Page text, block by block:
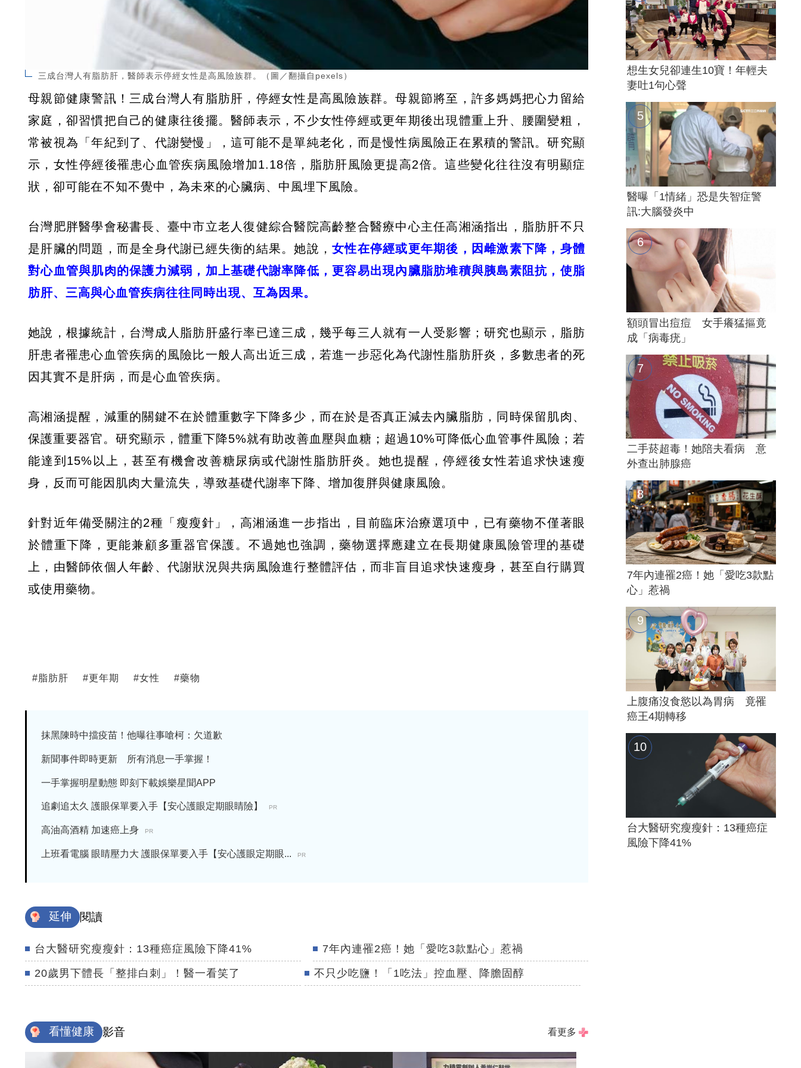
三成台灣人有脂肪肝，醫師表示停經女性是高風險族群。（圖／翻攝自pexels）
母親節健康警訊！三成台灣人有脂肪肝，停經女性是高風險族群。母親節將至，許多媽媽把心力留給
家庭，卻習慣把自己的健康往後擺。醫師表示，不少女性停經或更年期後出現體重上升、腰圍變粗，
常被視為「年紀到了、代謝變慢」，這可能不是單純老化，而是慢性病風險正在累積的警訊。研究顯
示，女性停經後罹患心血管疾病風險增加1.18倍，脂肪肝風險更提高2倍。這些變化往往沒有明顯症
狀，卻可能在不知不覺中，為未來的心臟病、中風埋下風險。
台灣肥胖醫學會秘書長、臺中市立老人復健綜合醫院高齡整合醫療中心主任高湘涵指出，脂肪肝不只
是肝臟的問題，而是全身代謝已經失衡的結果。她說，女性在停經或更年期後，因雌激素下降，身體
對心血管與肌肉的保護力減弱，加上基礎代謝率降低，更容易出現內臟脂肪堆積與胰島素阻抗，使脂
肪肝、三高與心血管疾病往往同時出現、互為因果。
她說，根據統計，台灣成人脂肪肝盛行率已達三成，幾乎每三人就有一人受影響；研究也顯示，脂肪
肝患者罹患心血管疾病的風險比一般人高出近三成，若進一步惡化為代謝性脂肪肝炎，多數患者的死
因其實不是肝病，而是心血管疾病。
高湘涵提醒，減重的關鍵不在於體重數字下降多少，而在於是否真正減去內臟脂肪，同時保留肌肉、
保護重要器官。研究顯示，體重下降5%就有助改善血壓與血糖；超過10%可降低心血管事件風險；若
能達到15%以上，甚至有機會改善糖尿病或代謝性脂肪肝炎。她也提醒，停經後女性若追求快速瘦
身，反而可能因肌肉大量流失，導致基礎代謝率下降、增加復胖與健康風險。
針對近年備受關注的2種「瘦瘦針」，高湘涵進一步指出，目前臨床治療選項中，已有藥物不僅著眼
於體重下降，更能兼顧多重器官保護。不過她也強調，藥物選擇應建立在長期健康風險管理的基礎
上，由醫師依個人年齡、代謝狀況與共病風險進行整體評估，而非盲目追求快速瘦身，甚至自行購買
或使用藥物。
# 脂肪肝 #更年期 #女性 #藥物
抹黑陳時中擋疫苗！他曝往事嗆柯：欠道歉
新聞事件即時更新 所有消息一手掌握！
一手掌握明星動態 即刻下載娛樂星聞APP
追劇追太久 護眼保單要入手【安心護眼定期眼睛險】 PR
高油高酒精 加速癌上身 PR
上班看電腦 眼睛壓力大 護眼保單要入手【安心護眼定期眼... PR
延伸 閱讀
台大醫研究瘦瘦針：13種癌症風險下降41% 7年內連罹2癌！她「愛吃3款點心」惹禍
20歲男下體長「整排白刺」！醫一看笑了 不只少吃鹽！「1吃法」控血壓、降膽固醇
看懂健康 影音 看更多
想生女兒卻連生10寶！年輕夫
妻吐1句心聲
醫曝「1情緒」恐是失智症警
訊:大腦發炎中
額頭冒出痘痘 女手癢猛摳竟
成「病毒疣」
二手菸超毒！她陪夫看病 意
外查出肺腺癌
7年內連罹2癌！她「愛吃3款點
心」惹禍
上腹痛沒食慾以為胃病 竟罹
癌王4期轉移
台大醫研究瘦瘦針：13種癌症
風險下降41%